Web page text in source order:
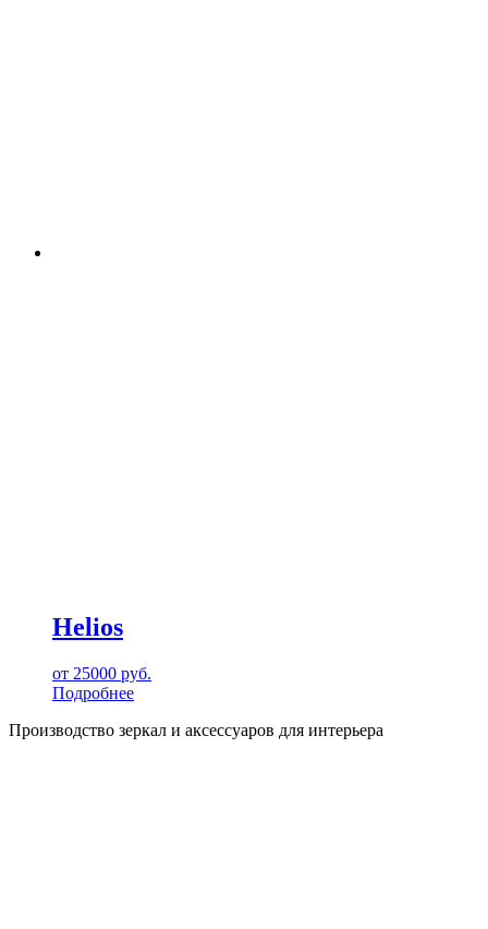
Helios
от 25000 руб.
Подробнее
Производство зеркал и аксессуаров для интерьера